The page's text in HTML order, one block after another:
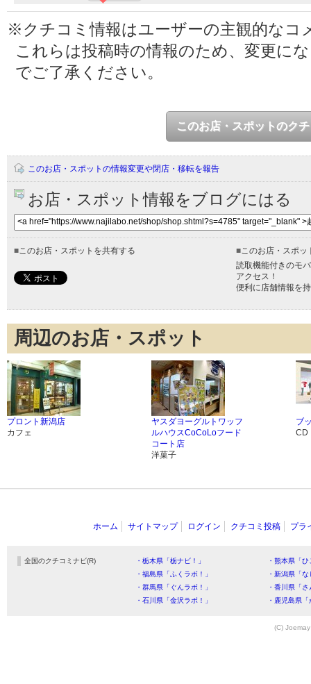
※クチコミ情報はユーザーの主観的なコ
これらは投稿時の情報のため、変更に
でご了承ください。
このお店・スポットのク
このお店・スポットの情報変更や閉店・移転を報告
お店・スポット情報をブログにはる
■ このお店・スポットを共有する ■ このお店・スポ
読取機能付きのモ
アクセス！
便利に店舗情報を
周辺のお店・スポット
プロント新潟店
カフェ
ヤスダヨーグルトワッフ
ルハウスCoCoLoフード
コート店
洋菓子
ブ
CD
ホーム サイトマップ ログイン クチコミ投稿 プラ
全国のクチコミナビ(R) ・栃木県「栃ナビ！」
・熊本県「
・福島県「ふくラボ！」
・新潟県「
・群馬県「ぐんラボ！」
・香川県「
・石川県「金沢ラボ！」
・鹿児島県
(C)